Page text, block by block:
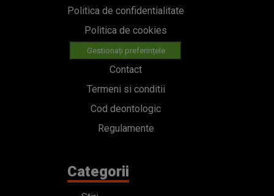
Politica de confidentialitate
Politica de cookies
Gestionați preferințele
Contact
Termeni si conditii
Cod deontologic
Regulamente
Categorii